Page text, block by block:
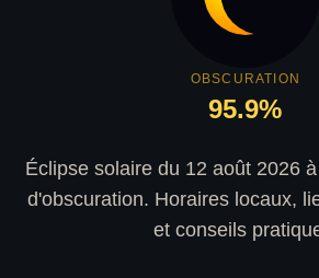
OBSCURATION
95.9%
Éclipse solaire du 12 août 2026
d'obscuration. Horaires locaux,
et conseils